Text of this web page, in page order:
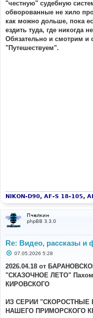
"честную" судебную
обворованные не хило
как можно дольше, пока
ездить туда, где никогда
Обязательно и смотрим и
"Путешествуем".
NIKON-D90, AF-S 18-105,
Пчелкин
phpBB 3.3.0
Re: Видео, рассказы и
С
о
б
щ
е
н
е
07.05.2026 5:28
2026.04.18 от
"СКАЗОЧНОЕ ЛЕТО"
КИРОВСКОГО
ИЗ СЕРИИ
НАШЕГО ПРИМОРСКОГО